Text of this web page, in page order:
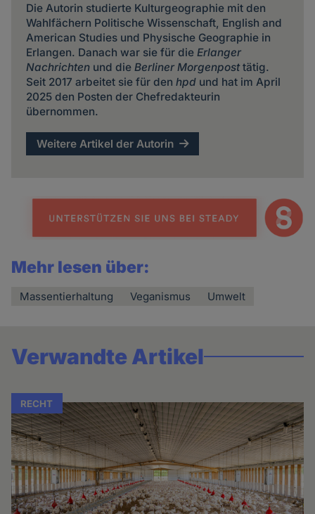
Die Autorin studierte Kulturgeographie mit den
Wahlfächern Politische Wissenschaft, English and
American Studies und Physische Geographie in
Erlangen. Danach war sie für die Erlanger
Nachrichtenund die Berliner Morgenposttätig.
Seit 2017 arbeitet sie für den hpdund hat im April
2025 den Posten der Chefredakteurin
übernommen.
Weitere Artikel der Autorin
Mehr lesen über:
Massentierhaltung Veganismus Umwelt
Verwandte Artikel
RECHT